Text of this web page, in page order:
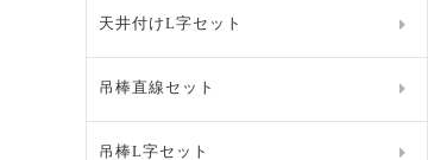
天井付けL字セット
吊棒直線セット
吊棒L字セット